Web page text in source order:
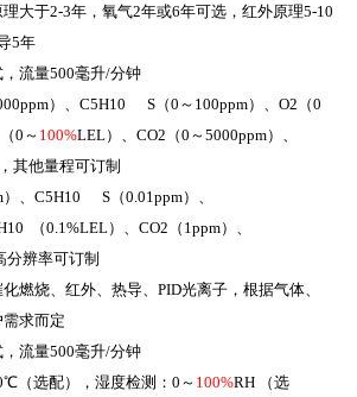
理大于2-3年，氧气2年或6年可选，红外原理5-10
5年
，流量500毫升/分钟
）、 C5H10 S （0 ～ 100ppm）、 O2 （0
（0 ～ 100%LEL）、 CO2 （0 ～5000ppm）、
其他量程可订制
）、 C5H10 S （0.01ppm）、
（0.1%LEL）、 CO2 （ 1ppm）、
分辨率可订制
燃烧、红外、热导、 PID光离子，根据气体、
求而定
，流量500毫升/分钟
℃（选配），湿度检测： 0 ～ 100%RH
（选